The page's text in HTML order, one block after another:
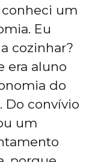
um
Eu
cozinhar?
era aluno
do
Do convívio
um